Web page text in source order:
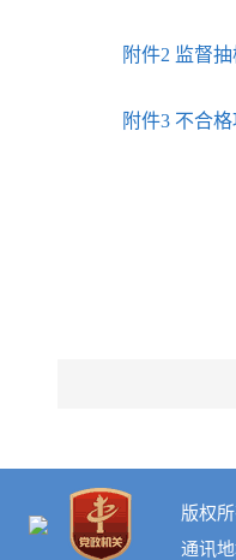
附件2 监督
附件3 不合
版权
通讯